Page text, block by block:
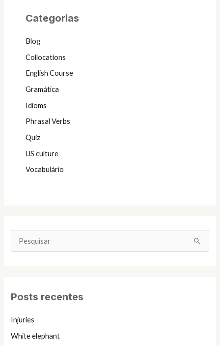
Categorias
Blog
Collocations
English Course
Gramática
Idioms
Phrasal Verbs
Quiz
US culture
Vocabulário
u
Posts recentes
Injuries
White elephant